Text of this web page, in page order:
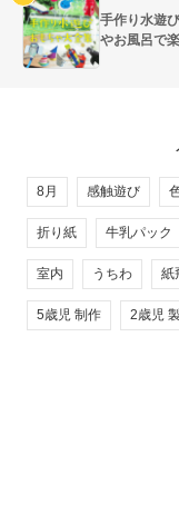
手作り水遊
やお風呂で
8月 感触遊び
折り紙 牛乳パック
室内 うちわ 紙
5歳児 制作 2歳児